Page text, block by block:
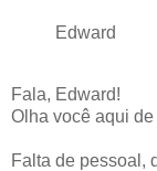
Edward
Fala, Edward!
Olha você aqui de
Falta de pessoal,